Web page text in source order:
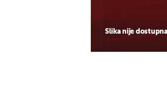
Slika nije dostupna